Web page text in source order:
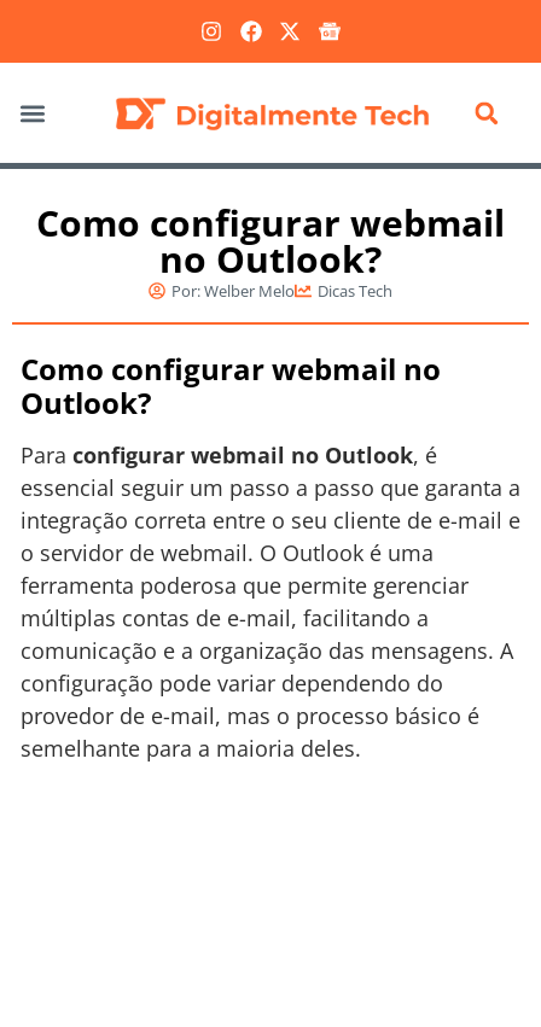
Como configurar webmail
no Outlook?
Por:Welber Melo Dicas Tech
Como configurar webmail no
Outlook?
Para configurar webmail no Outlook, é
essencial seguir um passo a passo que garanta a
integração correta entre o seu cliente de e-mail e
o servidor de webmail. O Outlook é uma
ferramenta poderosa que permite gerenciar
múltiplas contas de e-mail, facilitando a
comunicação e a organização das mensagens. A
configuração pode variar dependendo do
provedor de e-mail, mas o processo básico é
semelhante para a maioria deles.